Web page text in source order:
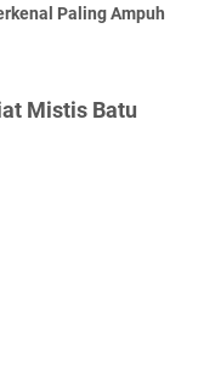
Paling Ampuh
Mistis Batu